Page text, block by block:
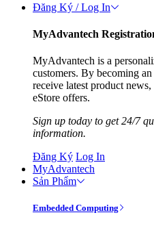
Đăng Ký / Log In
MyAdvantech
MyAdvantech is a
customers. By becoming
receive latest product
eStore offers.
Sign up today to get 24/7
information.
Đăng Ký Log In
MyAdvantech
Sản Phẩm
Embedded Computing